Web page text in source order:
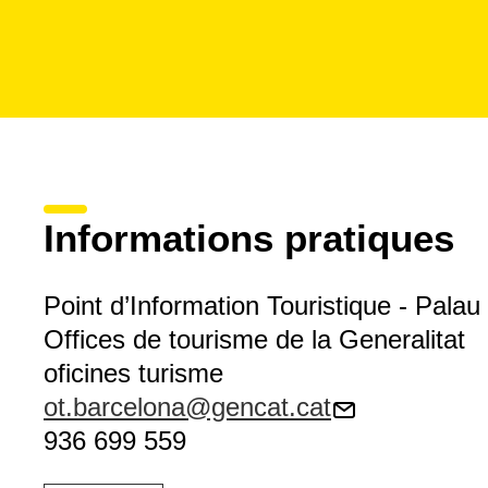
Informations pratiques
Point d’Information Touristique -
Offices de tourisme de la Generalitat
oficines turisme
ot.barcelona@gencat.cat
936 699 559